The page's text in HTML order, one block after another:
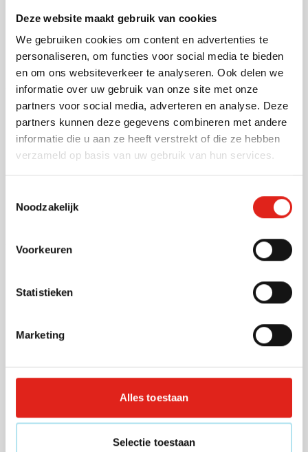
Deze website maakt gebruik van cookies
We gebruiken cookies om content en advertenties te
personaliseren, om functies voor social media te bieden
en om ons websiteverkeer te analyseren. Ook delen we
informatie over uw gebruik van onze site met onze
partners voor social media, adverteren en analyse. Deze
partners kunnen deze gegevens combineren met andere
informatie die u aan ze heeft verstrekt of die ze hebben
verzameld op basis van uw gebruik van hun services.
Noodzakelijk
Voorkeuren
Statistieken
Marketing
Alles toestaan
Selectie toestaan
002
vanaf 3,53
Levering vanaf21 augustus
Bekijk
1,54
Zonnebrand | Factor 30 | 35 ml
Bedrukken vanaf 25 stuks
Levering vanaf2 november
Bekijk
vanaf 1,14
Zonnebrandspray HookUp | SPF
Zonnebrand Soleil | SPF 30 | 25
ml | Waterresistent